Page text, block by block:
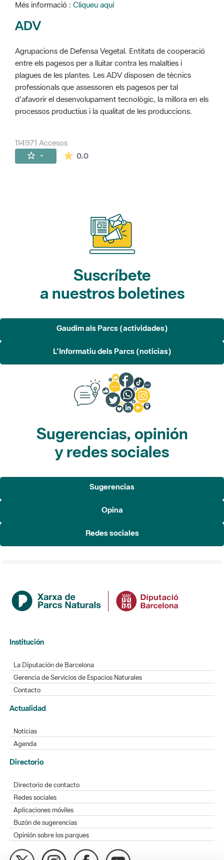
Més informació : Cliqueu aquí
ADV
Agrupacions de Defensa Vegetal. Entitats de cooperació
entre els pagesos per a lluitar contra les malalties i
plagues de les plantes. Les ADV disposen de tècnics
professionals que assessoren els pagesos per tal
d'afavorir el desenvolupament tecnològic, la millora en els
processos productius i la qualitat de les produccions.
114971 Accesos
- 0.0La valoración media es de 0 estrellas de
Suscríbete
a nuestros boletines
Gaudim als Parcs (actividades)
L'Informatiu dels Parcs (noticias)
Sugerencias, opinión
y redes sociales
Sugerencias
Opina
Redes sociales
Institución
La Diputación de Barcelona
Gerencia de Servicios de Espacios Naturales
Contacto
Actualidad
Noticias
Agenda
Directorio
Directorio de contacto
Redes sociales
Aplicaciones móviles
Buzón de sugerencias
Opinión sobre los parques